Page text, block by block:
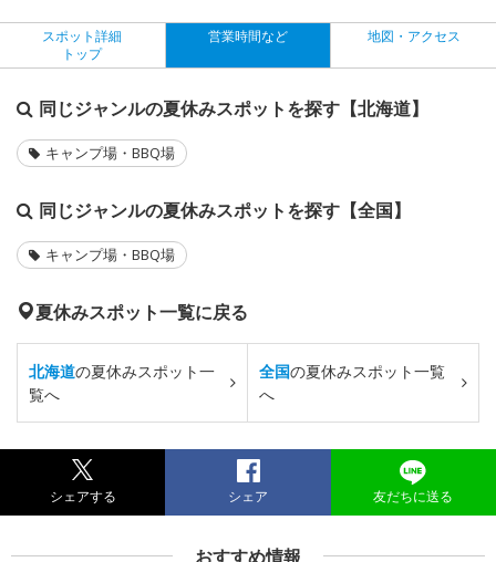
スポット詳細
トップ
営業時間など 地図・アクセス
同じジャンルの夏休みスポットを探す【北海道】
キャンプ場・BBQ場
同じジャンルの夏休みスポットを探す【全国】
キャンプ場・BBQ場
夏休みスポット一覧に戻る
北海道の夏休みスポット一
覧へ
全国の夏休みスポット一覧
へ
シェアする シェア 友だちに送る
おすすめ情報